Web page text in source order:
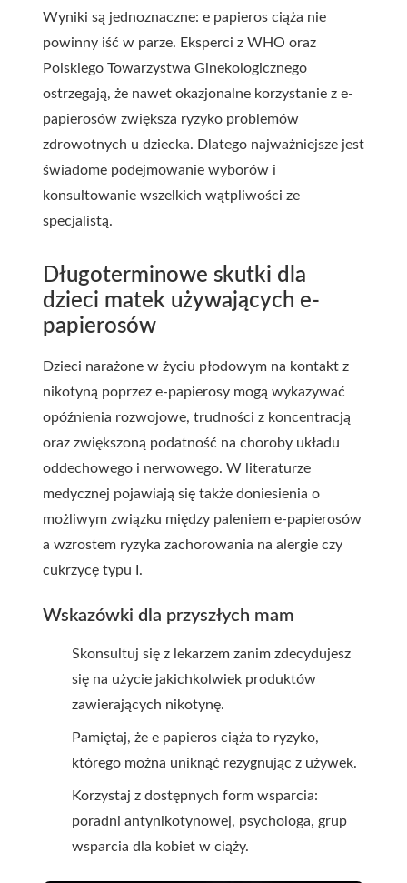
Wyniki są jednoznaczne: e papieros ciąża nie
powinny iść w parze. Eksperci z WHO oraz
Polskiego Towarzystwa Ginekologicznego
ostrzegają, że nawet okazjonalne korzystanie z e-
papierosów zwiększa ryzyko problemów
zdrowotnych u dziecka. Dlatego najważniejsze jest
świadome podejmowanie wyborów i
konsultowanie wszelkich wątpliwości ze
specjalistą.
Długoterminowe skutki dla
dzieci matek używających e-
papierosów
Dzieci narażone w życiu płodowym na kontakt z
nikotyną poprzez e-papierosy mogą wykazywać
opóźnienia rozwojowe, trudności z koncentracją
oraz zwiększoną podatność na choroby układu
oddechowego i nerwowego. W literaturze
medycznej pojawiają się także doniesienia o
możliwym związku między paleniem e-papierosów
a wzrostem ryzyka zachorowania na alergie czy
cukrzycę typu I.
Wskazówki dla przyszłych mam
Skonsultuj się z lekarzem zanim zdecydujesz
się na użycie jakichkolwiek produktów
zawierających nikotynę.
Pamiętaj, że e papieros ciąża to ryzyko,
którego można uniknąć rezygnując z używek.
Korzystaj z dostępnych form wsparcia:
poradni antynikotynowej, psychologa, grup
wsparcia dla kobiet w ciąży.